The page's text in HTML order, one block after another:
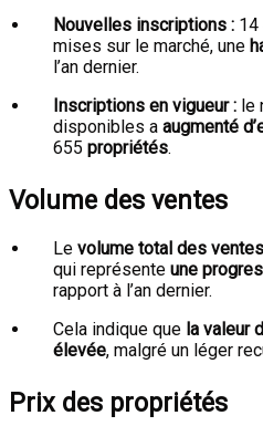
Nouvelles inscriptions :
mises sur le marché, une
l’an dernier.
Inscriptions en vigueur : le
disponibles a augmenté
655 propriétés.
Volume des ventes
Le volume total des ventes
qui représente une
rapport à l’an dernier.
Cela indique que la valeur
élevée, malgré un léger
Prix des propriétés